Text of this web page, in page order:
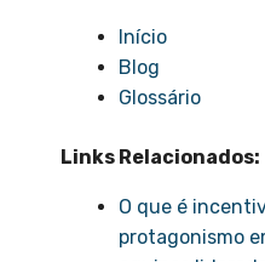
Início
Blog
Glossário
Links Relacionados:
O que é
protagonismo